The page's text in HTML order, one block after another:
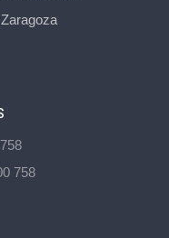
Zaragoza
758